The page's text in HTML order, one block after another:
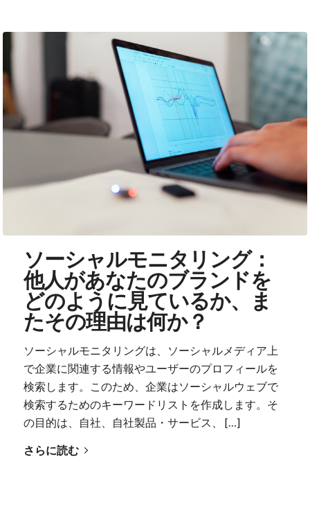
ソーシャルモニタリング：
他人があなたのブランドを
どのように見ているか、ま
たその理由は何か？
ソーシャルモニタリングは、ソーシャルメディア上
で企業に関連する情報やユーザーのプロフィールを
検索します。このため、企業はソーシャルウェブで
検索するためのキーワードリストを作成します。そ
の目的は、自社、自社製品・サービス、 […]
さらに読む